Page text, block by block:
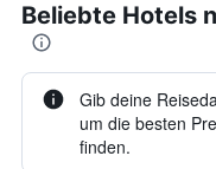
Beliebte Hotels
Gib deine
um die besten
finden.